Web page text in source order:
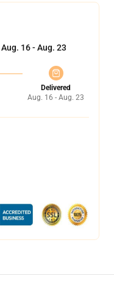
Aug. 16 - Aug. 23
Delivered
Aug. 16 - Aug. 23